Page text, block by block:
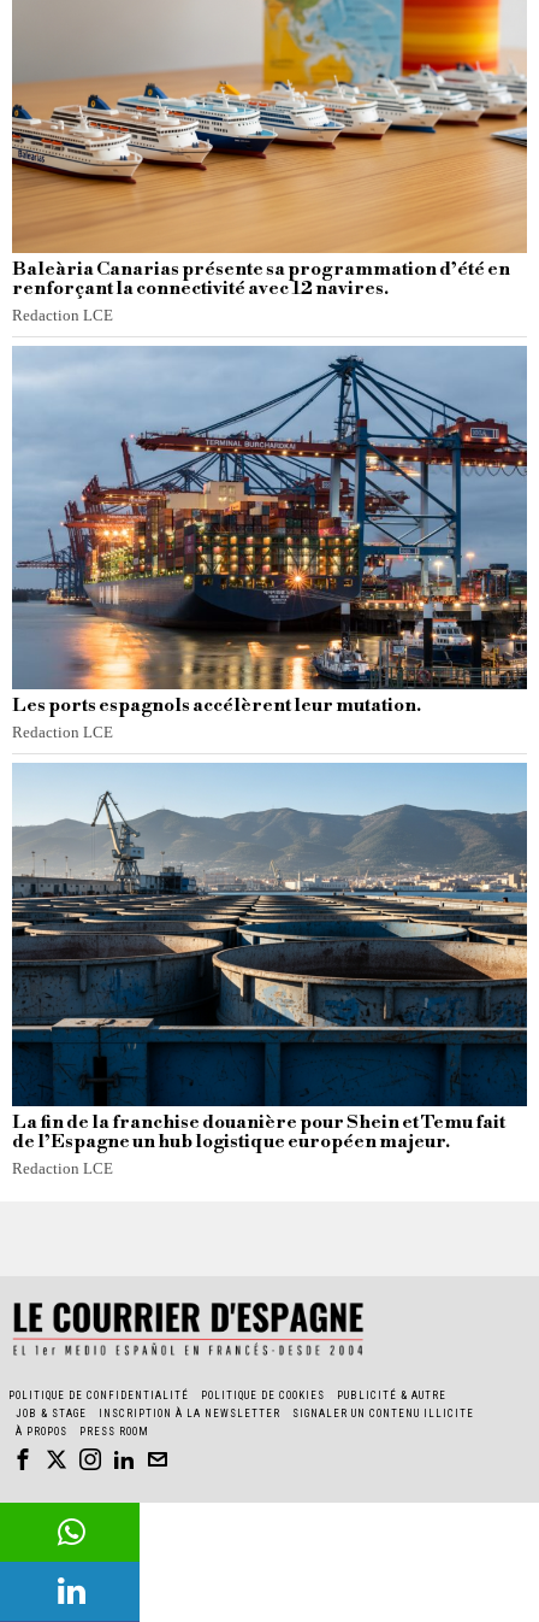
Baleària Canarias présente sa programmation d’été en
renforçant la connectivité avec 12 navires.
Redaction LCE
Les ports espagnols accélèrent leur mutation.
Redaction LCE
La fin de la franchise douanière pour Shein et Temu fait
de l’Espagne un hub logistique européen majeur.
Redaction LCE
POLITIQUE DE CONFIDENTIALITÉ POLITIQUE DE COOKIES
PUBLICITÉ & AUTRE
JOB & STAGE
INSCRIPTION À LA NEWSLETTER
SIGNALER UN CONTENU ILLICITE
À PROPOS
PRESS ROOM